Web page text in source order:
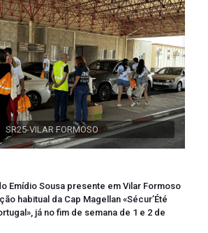
SR25-VILAR FORMOSO
Emídio Sousa presente em Vilar Formoso
habitual da Cap Magellan «Sécur’Été
já no fim de semana de 1 e 2 de